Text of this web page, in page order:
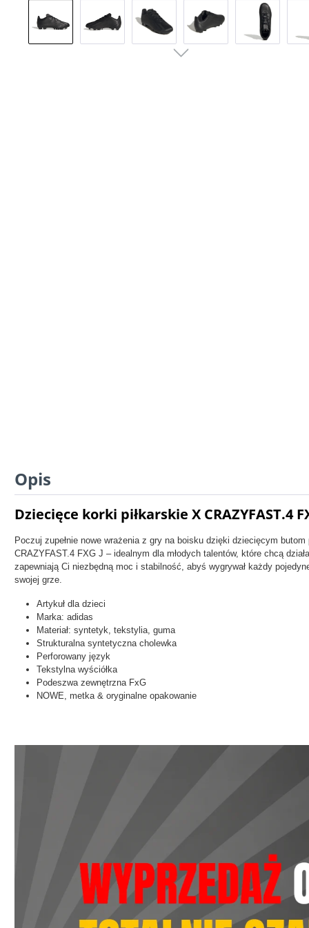
Opis
Dziecięce korki piłkarskie X CRAZYFAST.4
Poczuj zupełnie nowe wrażenia z gry na boisku dzięki dziecięcym butom
CRAZYFAST.4 FXG J – idealnym dla młodych talentów, które chcą
zapewniają Ci niezbędną moc i stabilność, abyś wygrywał każdy
swojej grze.
Artykuł dla dzieci
Marka: adidas
Materiał: syntetyk, tekstylia, guma
Strukturalna syntetyczna cholewka
Perforowany język
Tekstylna wyściółka
Podeszwa zewnętrzna FxG
NOWE, metka & oryginalne opakowanie